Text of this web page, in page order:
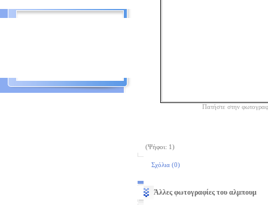
Πατήστε στην
(Ψήφοι: 1)
Σχόλια (0)
Άλλες φωτογραφίες του αλμπουμ